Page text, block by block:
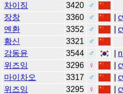
차이징 3420
♂
장창 3360 ♂ |
옌환 3352 ♂ |
황신 3321
♂
강동윤 3544 ♂
위즈잉 3296 ♀ |
마이차오 3317 ♂ |
위즈잉 3295 ♀ |